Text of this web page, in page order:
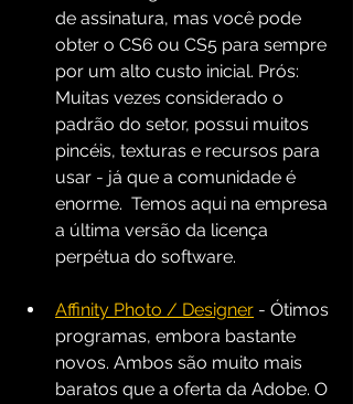
de assinatura, mas você pode
obter o CS6 ou CS5 para sempre
por um alto custo inicial. Prós:
Muitas vezes considerado o
padrão do setor, possui muitos
pincéis, texturas e recursos para
usar - já que a comunidade é
enorme.  Temos aqui na empresa
a última versão da licença
perpétua do software.
Affinity Photo / Designer - Ótimos
programas, embora bastante
novos. Ambos são muito mais
baratos que a oferta da Adobe. O